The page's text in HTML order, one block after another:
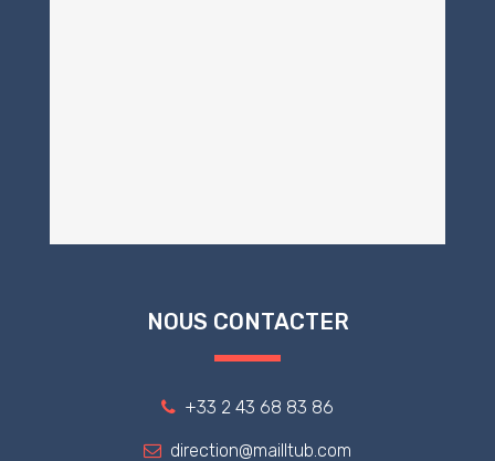
NOUS CONTACTER
+33 2 43 68 83 86
direction@mailltub.com